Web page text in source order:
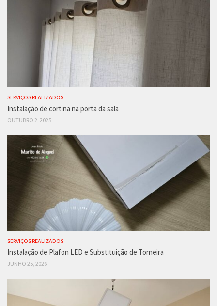
SERVIÇOS REALIZADOS
Instalação de cortina na porta da sala
OUTUBRO 2, 2025
SERVIÇOS REALIZADOS
Instalação de Plafon LED e Substituição de Torneira
JUNHO 25, 2026